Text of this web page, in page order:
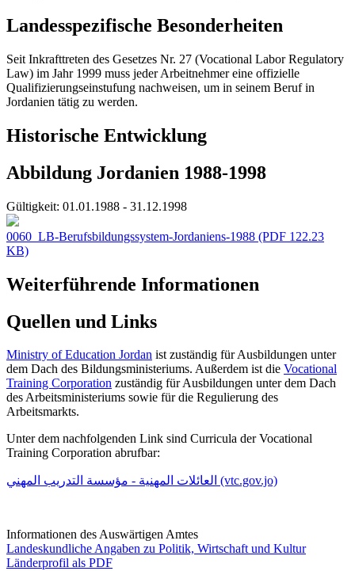
Landesspezifische Besonderheiten
Seit Inkrafttreten des Gesetzes Nr. 27 (Vocational Labor Regulatory
Law) im Jahr 1999 muss jeder Arbeitnehmer eine offizielle
Qualifizierungseinstufung nachweisen, um in seinem Beruf in
Jordanien tätig zu werden.
Historische Entwicklung
Abbildung Jordanien 1988-1998
Gültigkeit: 01.01.1988 - 31.12.1998
0060_LB-Berufsbildungssystem-Jordaniens-1988 (PDF 122.23
KB)
Weiterführende Informationen
Quellen und Links
Ministry of Education Jordan ist zuständig für Ausbildungen unter
dem Dach des Bildungsministeriums. Außerdem ist die Vocational
Training Corporation zuständig für Ausbildungen unter dem Dach
des Arbeitsministeriums sowie für die Regulierung des
Arbeitsmarkts.
Unter dem nachfolgenden Link sind Curricula der Vocational
Training Corporation abrufbar:
العائلات المهنية - مؤسسة التدريب المهني (vtc.gov.jo)
Informationen des Auswärtigen Amtes
Landeskundliche Angaben zu Politik, Wirtschaft und Kultur
Länderprofil als PDF